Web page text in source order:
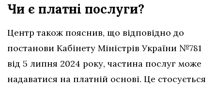
Чи є платні послуги?
Центр також пояснив, що відповідно до
постанови Кабінету Міністрів України №781
від 5 липня 2024 року, частина послуг може
надаватися на платній основі. Це стосується